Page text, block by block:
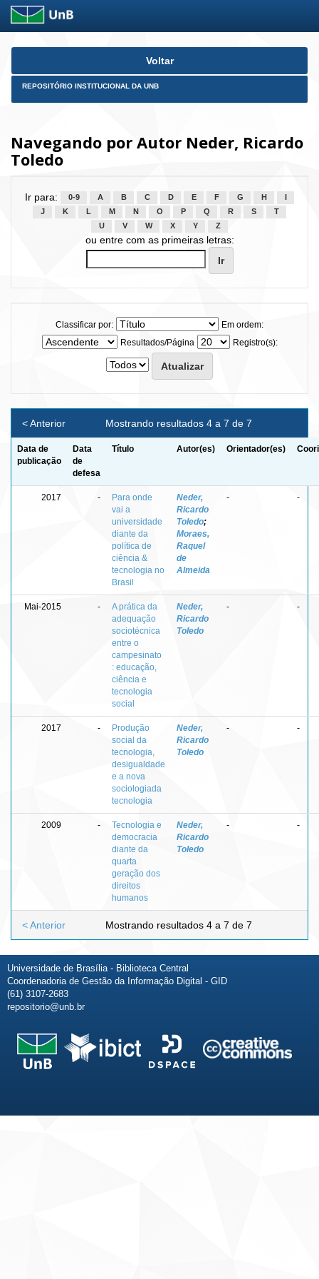
Skip
Voltar
REPOSITÓRIO INSTITUCIONAL DA UNB
Navegando por Autor Neder, Ricardo
Toledo
Ir para: 0-9 A B C D E F G H
J
K L M N O P Q R S
T
U
V W X Y Z
ou entre com as primeiras letras:
Classificar por:
Em ordem:
Resultados/Página
Registro(s):
Mostrando resultados 4 a 7 de 7
< Anterior
Data de
publicação
Data
de
defesa
Título Autor(es) Orientador(es)
2017 -
Para onde
vai a
universidade
diante da
política de
ciência &
tecnologia no
Brasil
Neder,
Ricardo
Toledo;
Moraes,
Raquel
de
Almeida
- -
Mai-2015 -
A prática da
adequação
sociotécnica
entre o
campesinato
: educação,
ciência e
tecnologia
social
Neder,
Ricardo
Toledo
- -
2017 -
Produção
social da
tecnologia,
desigualdade
e a nova
sociologiada
tecnologia
Neder,
Ricardo
Toledo
- -
2009 -
Tecnologia e
democracia
diante da
quarta
geração dos
direitos
humanos
Neder,
Ricardo
Toledo
- -
Mostrando resultados 4 a 7 de 7
< Anterior
Universidade de Brasília - Biblioteca Central
Coordenadoria de Gestão da Informação Digital - GID
(61) 3107-2683
repositorio@unb.br